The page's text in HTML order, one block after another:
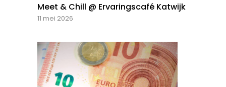
Meet & Chill @ Ervaringscafé Katwijk
11 mei 2026